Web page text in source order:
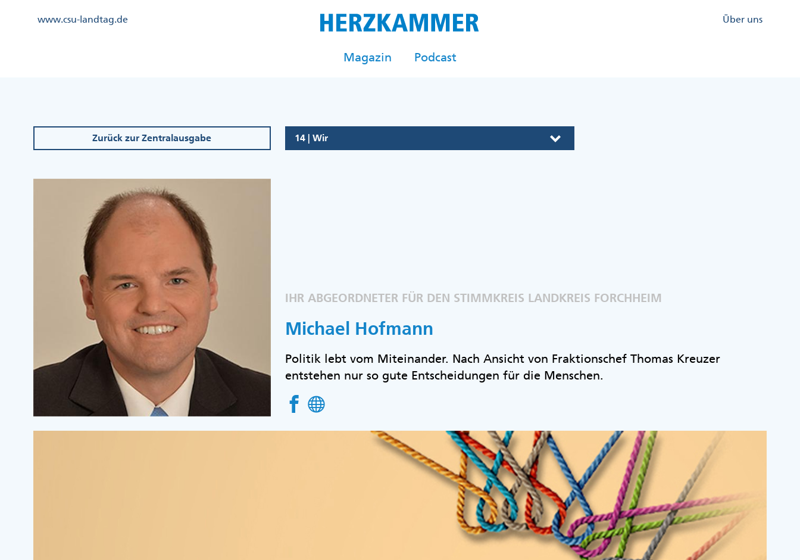
Kopfzeile
www.csu-landtag.de
Kopfzeile
Über uns
Magazin Podcast
Zurück zur Zentralausgabe 14 | Wir
IHR ABGEORDNETER FÜR DEN STIMMKREIS LANDKREIS FORCHHEIM
Michael Hofmann
Politik lebt vom Miteinander. Nach Ansicht von Fraktionschef Thomas Kreuzer
entstehen nur so gute Entscheidungen für die Menschen.